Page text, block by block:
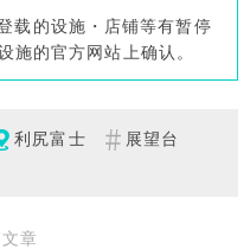
载的设施・店铺等有暂停
施的官方网站上确认。
利尻富士
展望台
章